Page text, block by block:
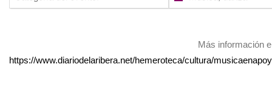
Más información
https://www.diariodelaribera.net/hemeroteca/cultura/